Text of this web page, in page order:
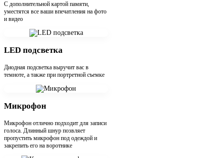
С дополнительной картой памяти,
уместятся все ваши впечатления на фото
и видео
LED подсветка
Диодная подсветка выручит вас в
темноте, а также при портретной съемке
Микрофон
Микрофон отлично подходит для записи
голоса. Длинный шнур позвляет
пропустить микрофон под одеждой и
закрепить его на воротнике